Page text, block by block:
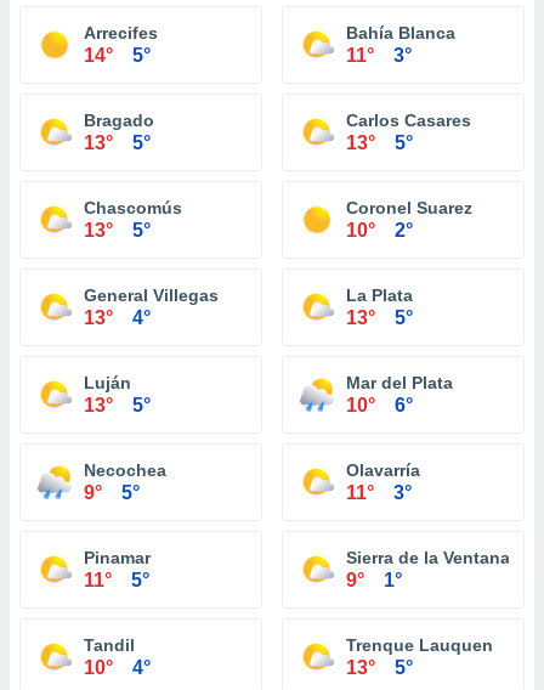
Arrecifes
14° 5°
Bahía Blanca
11° 3°
Bragado
13° 5°
Carlos Casares
13° 5°
Chascomús
13° 5°
Coronel Suarez
10° 2°
General Villegas
13° 4°
La Plata
13° 5°
Luján
13° 5°
Mar del Plata
10° 6°
Necochea
9° 5°
Olavarría
11° 3°
Pinamar
11° 5°
Sierra de la Ventana
9° 1°
Tandil
10° 4°
Trenque Lauquen
13° 5°